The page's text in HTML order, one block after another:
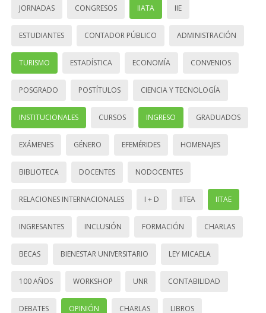
JORNADAS CONGRESOS IIATA IIE
ESTUDIANTES CONTADOR PÚBLICO ADMINISTRACIÓN
TURISMO ESTADÍSTICA ECONOMÍA CONVENIOS
POSGRADO POSTÍTULOS CIENCIA Y TECNOLOGÍA
INSTITUCIONALES CURSOS INGRESO GRADUADOS
EXÁMENES GÉNERO EFEMÉRIDES HOMENAJES
BIBLIOTECA DOCENTES NODOCENTES
RELACIONES INTERNACIONALES I + D IITEA IITAE
INGRESANTES INCLUSIÓN FORMACIÓN CHARLAS
BECAS BIENESTAR UNIVERSITARIO LEY MICAELA
100 AÑOS WORKSHOP UNR CONTABILIDAD
DEBATES OPINIÓN CHARLAS LIBROS